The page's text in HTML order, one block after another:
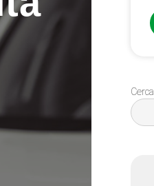
Cerca